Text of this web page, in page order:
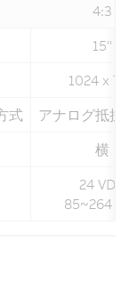
4:3
15"
1024 x
式
アナログ抵抗
横
24 VDC
85~264